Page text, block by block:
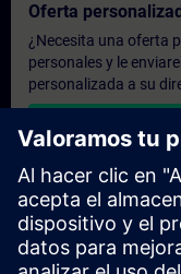
Oferta
¿Necesita una oferta
personales y le
personalizada a su
Enviar una oferta
Solicitar
¿Necesita una
presupuesto para una